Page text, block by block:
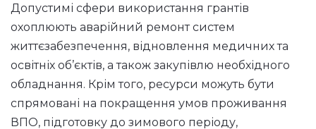
Допустимі сфери використання грантів
охоплюють аварійний ремонт систем
життєзабезпечення, відновлення медичних та
освітніх об’єктів, а також закупівлю необхідного
обладнання. Крім того, ресурси можуть бути
спрямовані на покращення умов проживання
ВПО, підготовку до зимового періоду,